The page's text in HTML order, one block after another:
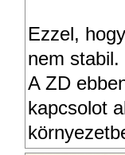
Ezzel,
nem stabil.
A ZD
kapcsolot